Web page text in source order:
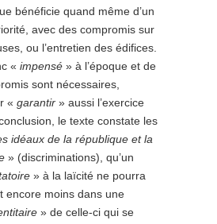
bénéficie quand même d’un
avec des compromis sur
ou l’entretien des édifices.
« impensé » à l’époque et de
sont nécessaires,
« garantir » aussi l’exercice
le texte constate les
idéaux de la république et la
» (discriminations), qu’un
» à la laïcité ne pourra
encore moins dans une
» de celle-ci qui se